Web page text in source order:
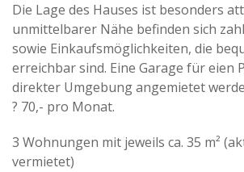
Die Lage des Hauses ist besonders
unmittelbarer Nähe befinden sich
sowie Einkaufsmöglichkeiten, die
erreichbar sind. Eine Garage für eien
direkter Umgebung angemietet
? 70,- pro Monat.
3 Wohnungen mit jeweils ca. 35 m²
vermietet)